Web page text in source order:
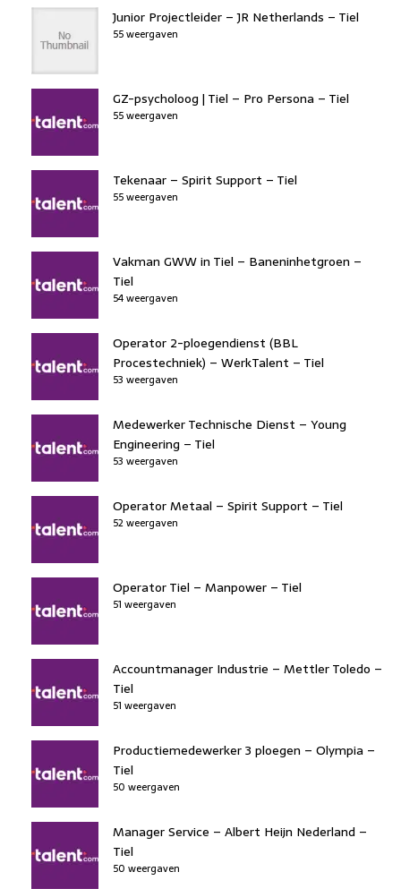
Junior Projectleider – JR Netherlands – Tiel
55 weergaven
GZ-psycholoog | Tiel – Pro Persona – Tiel
55 weergaven
Tekenaar – Spirit Support – Tiel
55 weergaven
Vakman GWW in Tiel – Baneninhetgroen –
Tiel
54 weergaven
Operator 2-ploegendienst (BBL
Procestechniek) – WerkTalent – Tiel
53 weergaven
Medewerker Technische Dienst – Young
Engineering – Tiel
53 weergaven
Operator Metaal – Spirit Support – Tiel
52 weergaven
Operator Tiel – Manpower – Tiel
51 weergaven
Accountmanager Industrie – Mettler Toledo –
Tiel
51 weergaven
Productiemedewerker 3 ploegen – Olympia –
Tiel
50 weergaven
Manager Service – Albert Heijn Nederland –
Tiel
50 weergaven